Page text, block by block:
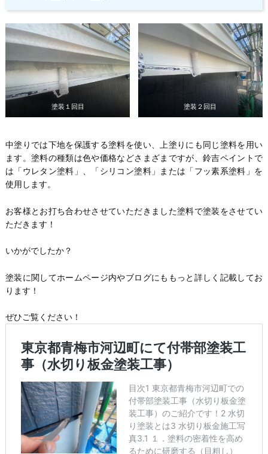
塗装１回目 塗装２回目
中塗りでは下地を保護する塗料を使い、上塗りにも同じ塗料を用い
ます。塗料の種類は色や価格などさまざまですが、鈴吉ペイントで
は「ウレタン塗料」、「シリコン塗料」または「フッ素系塗料」を
使用します。
お客様とお打ち合わせさせていただきました塗料で塗装をさせてい
ただきます！
いかがでしたか？
塗装に関してホームページ内やブログにももっと詳しく記載してお
ります！
ぜひご覧ください！